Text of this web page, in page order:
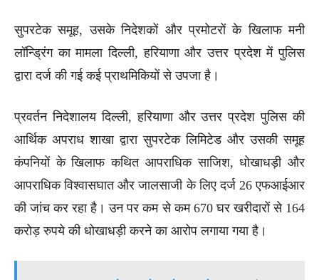
सुपरटेक समूह, उसके निदेशकों और प्रमोटरों के खिलाफ मनी
लॉन्ड्रिंग का मामला दिल्ली, हरियाणा और उत्तर प्रदेश में पुलिस
द्वारा दर्ज की गई कई प्राथमिकियों से उपजा है।
प्रवर्तन निदेशालय दिल्ली, हरियाणा और उत्तर प्रदेश पुलिस की
आर्थिक अपराध शाखा द्वारा सुपरटेक लिमिटेड और उसकी समूह
कंपनियों के खिलाफ कथित आपराधिक साजिश, धोखाधड़ी और
आपराधिक विश्वासघात और जालसाजी के लिए दर्ज 26 एफआईआर
की जांच कर रहा है। उन पर कम से कम 670 घर खरीदारों से 164
करोड़ रुपये की धोखाधड़ी करने का आरोप लगाया गया है।